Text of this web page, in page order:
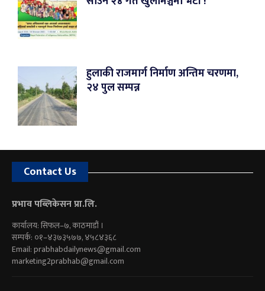
हुलाकी राजमार्ग निर्माण अन्तिम चरणमा,
२४ पुल सम्पन्न
Contact Us
प्रभाव पब्लिकेसन प्रा.लि.
कार्यालय: सिफल–७, काठमाडौं ।
सम्पर्क: ०१–४३७३५७७, ४५८४३६८
Email:prabhabdailynews@gmail.com
marketing2prabhab@gmail.com